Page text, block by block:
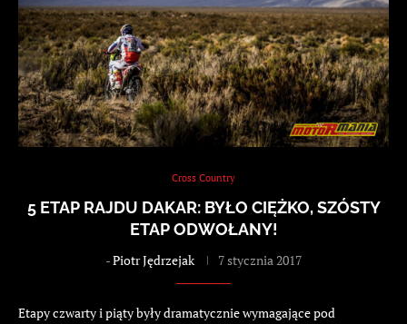
Cross Country
5 ETAP RAJDU DAKAR: BYŁO CIĘŻKO, SZÓSTY
ETAP ODWOŁANY!
-Piotr Jędrzejak 7 stycznia 2017
Etapy czwarty i piąty były dramatycznie wymagające pod